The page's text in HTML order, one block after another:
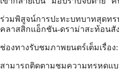
ร่วมพิสูจน์การปะทะบทบาทสุดท
คลาสสิกแอ็กชัน-ดราม่าสะท้อน
ช่องทางรับชมภาพยนตร์เต็มเรื่อง:
สามารถติดตามชมความทรหดแบ